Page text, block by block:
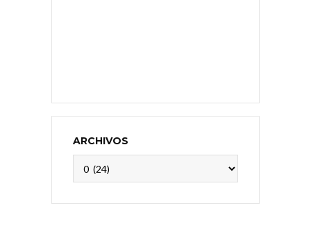
ARCHIVOS